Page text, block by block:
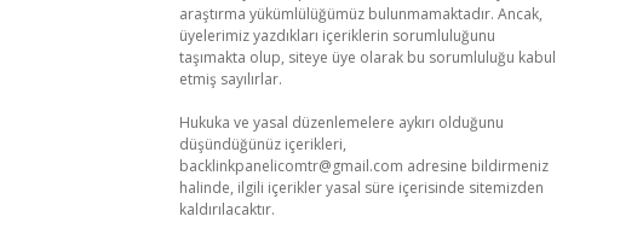
araştırma yükümlülüğümüz bulunmamaktadır. Ancak,
üyelerimiz yazdıkları içeriklerin sorumluluğunu
taşımakta olup, siteye üye olarak bu sorumluluğu kabul
etmiş sayılırlar.
Hukuka ve yasal düzenlemelere aykırı olduğunu
düşündüğünüz içerikleri,
backlinkpanelicomtr@gmail.com adresine bildirmeniz
halinde, ilgili içerikler yasal süre içerisinde sitemizden
kaldırılacaktır.